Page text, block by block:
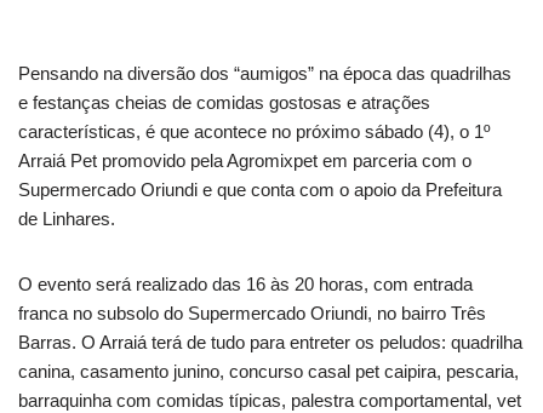
Pensando na diversão dos “aumigos” na época das quadrilhas
e festanças cheias de comidas gostosas e atrações
características, é que acontece no próximo sábado (4), o 1º
Arraiá Pet promovido pela Agromixpet em parceria com o
Supermercado Oriundi e que conta com o apoio da Prefeitura
de Linhares.
O evento será realizado das 16 às 20 horas, com entrada
franca no subsolo do Supermercado Oriundi, no bairro Três
Barras. O Arraiá terá de tudo para entreter os peludos: quadrilha
canina, casamento junino, concurso casal pet caipira, pescaria,
barraquinha com comidas típicas, palestra comportamental, vet